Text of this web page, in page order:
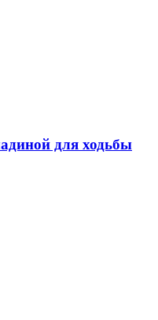
для ходьбы